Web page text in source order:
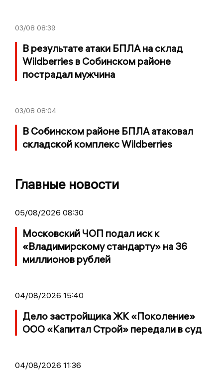
03/08 08:39
В результате атаки БПЛА на склад
Wildberries в Собинском районе
пострадал мужчина
03/08 08:04
В Собинском районе БПЛА атаковал
складской комплекс Wildberries
Главные новости
05/08/2026 08:30
Московский ЧОП подал иск к
«Владимирскому стандарту» на 36
миллионов рублей
04/08/2026 15:40
Дело застройщика ЖК «Поколение»
ООО «Капитал Строй» передали в суд
04/08/2026 11:36